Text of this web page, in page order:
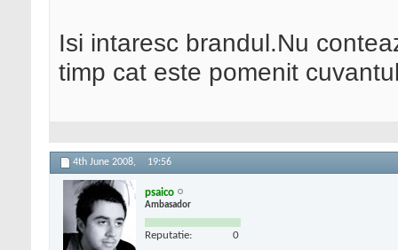
Isi intaresc brandul.Nu
timp cat este pomenit
4th June 2008, 19:56
psaico
Ambasador
Reputatie: 0